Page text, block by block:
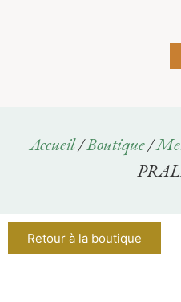
Accueil/Boutique/
Retour à la boutique